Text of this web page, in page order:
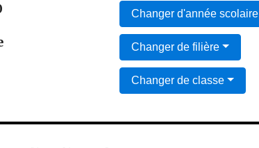
Changer d'année scolaire
Changer de filière
Changer de classe